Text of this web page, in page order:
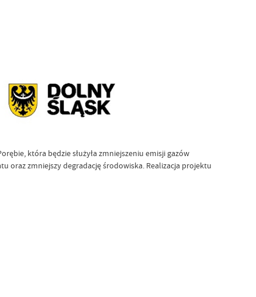
która będzie służyła zmniejszeniu emisji gazów
oraz zmniejszy degradację środowiska. Realizacja projektu